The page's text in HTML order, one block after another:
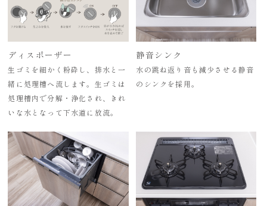
ディスポーザー
生ゴミを細かく粉砕し、排水と一
緒に処理槽へ流します。生ゴミは
処理槽内で分解・浄化され、きれ
いな水となって下水道に放流。
静音シンク
水の跳ね返り音も減少させる静音
のシンクを採用。